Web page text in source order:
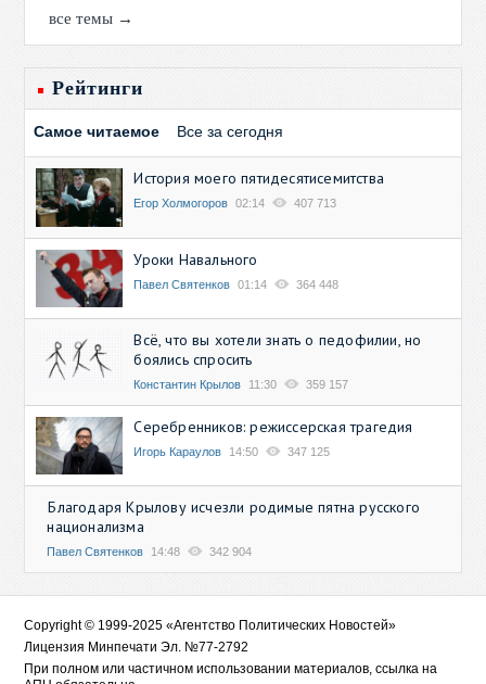
все темы →
Рейтинги
Самое читаемое Все за сегодня
История моего пятидесятисемитства
Егор Холмогоров 02:14 407 713
Уроки Навального
Павел Святенков 01:14 364 448
Всё, что вы хотели знать о педофилии, но
боялись спросить
Константин Крылов 11:30 359 157
Серебренников: режиссерская трагедия
Игорь Караулов 14:50 347 125
Благодаря Крылову исчезли родимые пятна русского
национализма
Павел Святенков 14:48 342 904
Copyright © 1999-2025 «Агентство Политических Новостей»
Лицензия Минпечати Эл. №77-2792
При полном или частичном использовании материалов, ссылка на